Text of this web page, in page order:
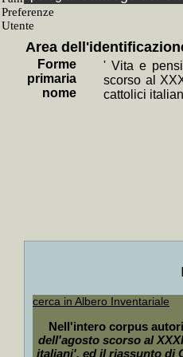
Area
Forme
primaria
nome
' Vita e
scorso al
cattolici
cerca in Albero Inventariale
Nell'intero corpus
dell'agosto scorso al
italiani', ed il riassunto di